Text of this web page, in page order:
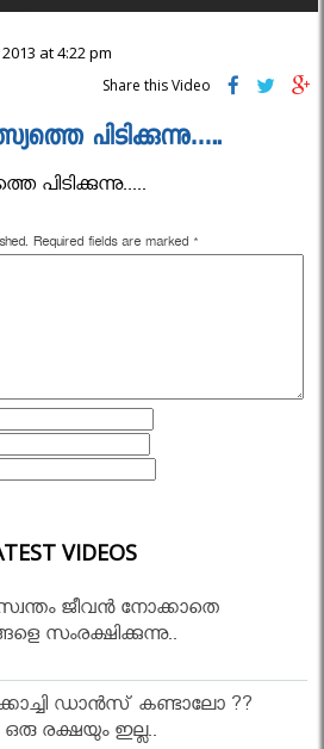
at 4:22 pm
Share this Video
പിടിക്കുന്നു…..
പിടിക്കുന്നു.....
Required fields are marked *
VIDEOS
ജീവൻ നോക്കാതെ
സംരക്ഷിക്കുന്നു..
ഡാൻസ് കണ്ടാലോ ??
ഒരു രക്ഷയും ഇല്ല..